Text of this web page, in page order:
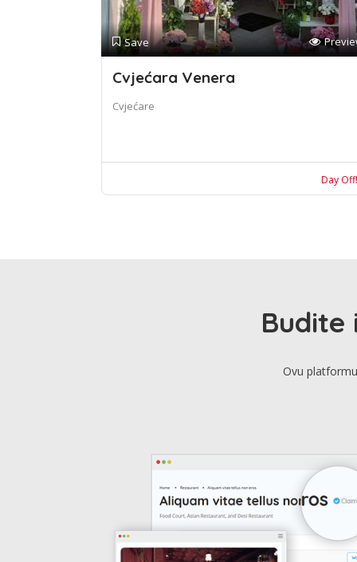
Save
Cvjećara Venera
Cvjećare
Day
Budite
Ovu